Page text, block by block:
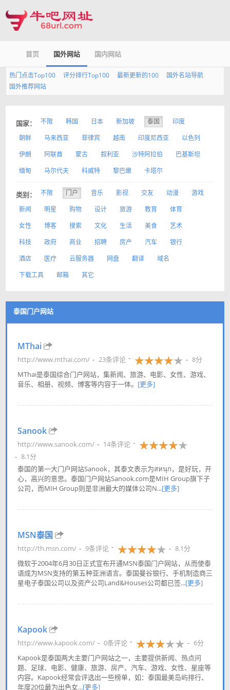
首页 国外网站 国内网站
热门点击Top100 评分排行Top100 最新更新的100
国外名站导航
国外推荐网站
国家： 不限 韩国 日本 新加坡 泰国
印度
朝鲜
马来西亚 菲律宾 越南 印度尼西亚
以色列
伊朗
阿联酋 蒙古 叙利亚 沙特阿拉伯
巴基斯坦
缅甸
马尔代夫 科威特 黎巴嫩 卡塔尔
类别： 不限 门户 音乐 影视 交友 动漫
游戏
新闻
明星 购物 设计 旅游 教育
体育
女性
博客 搜索 文化 生活 美食
艺术
科技
政府 商业 招聘 房产 汽车
银行
酒店
医疗 云服务器 网盘 翻译
域名
下载工具
邮箱 其它
泰国门户网站
MThai
http://www.mthai.com/ 23条评论
8分
MThai是泰国综合门户网站，集新闻、旅游、电影、女性、游戏、
音乐、相册、视频、博客等内容于一体。 [更多]
Sanook
http://www.sanook.com/
14条评论
8.1分
泰国的第一大门户网站Sanook，其泰文表示为สหนุก，是好玩，开
心，高兴的意思。泰国门户网站Sanook.com是MIH Group旗下子
公司，而MIH Group则是非洲最大的媒体公司N...[更多]
MSN泰国
http://th.msn.com/ 9条评论
8.1分
微软于2004年6月30日正式宣布开通MSN泰国门户网站，从而使泰
语成为MSN支持的第五种亚洲语言。泰国曼谷银行、手机制造商三
星电子泰国公司以及资产公司Land&Houses公司都已签...[更多]
Kapook
http://www.kapook.com/ 0条评论
6分
Kapook是泰国两大主要门户网站之一，主要提供新闻、热点问
题、足球、电影、健康、旅游、房产、汽车、游戏、女性、星座等
内容。Kapook经常会评选出一些榜单，如：泰国最美岛屿排行、
年度20位最为出色女...[更多]